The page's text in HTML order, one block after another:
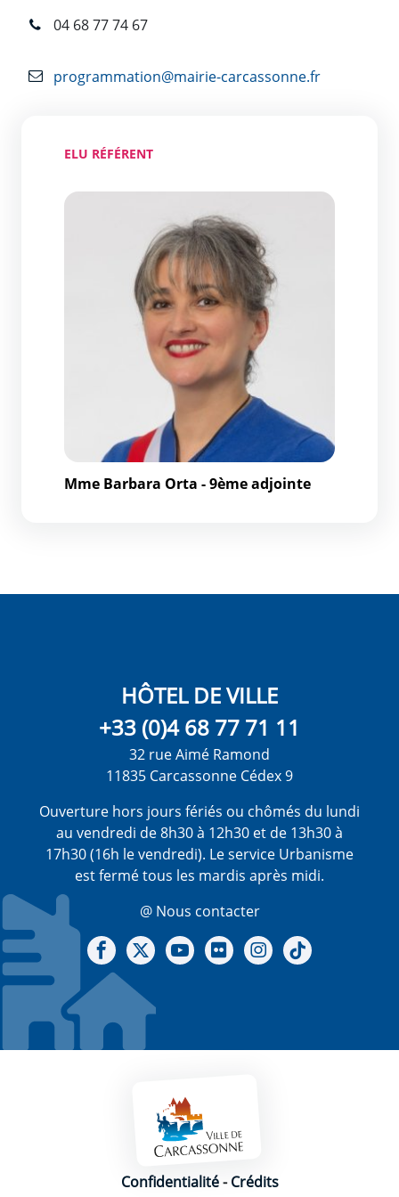
04 68 77 74 67
programmation@mairie-carcassonne.fr
ELU RÉFÉRENT
Mme Barbara Orta - 9ème adjointe
HÔTEL DE VILLE
+33 (0)4 68 77 71 11
32 rue Aimé Ramond
11835 Carcassonne Cédex 9
Ouverture hors jours fériés ou chômés du lundi
au vendredi de 8h30 à 12h30 et de 13h30 à
17h30 (16h le vendredi). Le service Urbanisme
est fermé tous les mardis après midi.
@ Nous contacter
Notre Facebook
Notre X - (twitter)
Notre chaine Youtube
Notre Gallerie sur Flickr
Notre Instagram
Mentions légales
Confidentialité-Crédits